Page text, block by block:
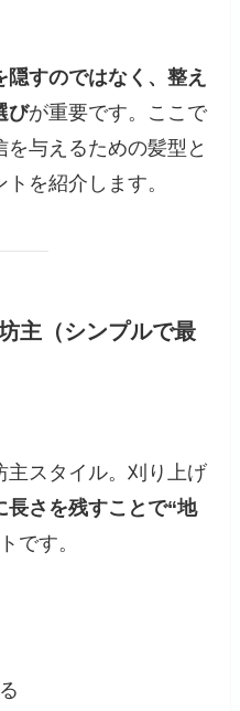
隠すのではなく、整え
びが重要です。ここで
与えるための髪型と
を紹介します。
主（シンプルで最
主スタイル。刈り上げ
長さを残すことで“地
です。